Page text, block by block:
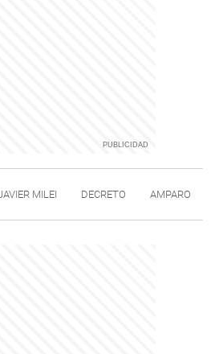
MILEI DECRETO AMPARO